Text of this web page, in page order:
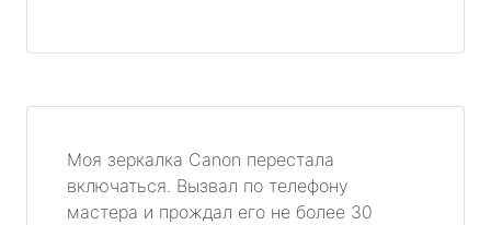
Моя зеркалка Canon перестала
включаться. Вызвал по телефону
мастера и прождал его не более 30